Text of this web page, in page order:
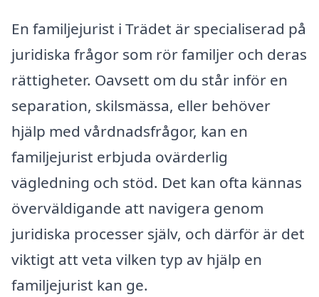
En familjejurist i Trädet är specialiserad på
juridiska frågor som rör familjer och deras
rättigheter. Oavsett om du står inför en
separation, skilsmässa, eller behöver
hjälp med vårdnadsfrågor, kan en
familjejurist erbjuda ovärderlig
vägledning och stöd. Det kan ofta kännas
överväldigande att navigera genom
juridiska processer själv, och därför är det
viktigt att veta vilken typ av hjälp en
familjejurist kan ge.